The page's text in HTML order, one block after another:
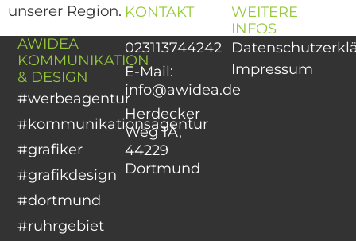
unserer Region.
AWIDEA
KOMMUNIKATION
& DESIGN
#werbeagentur
#kommunikationsagentur
#grafiker
#grafikdesign
#dortmund
#ruhrgebiet
KONTAKT
023113744242
E-Mail:
info@awidea.de
Herdecker
Weg 1A,
44229
Dortmund
WEITERE
INFOS
Impressum